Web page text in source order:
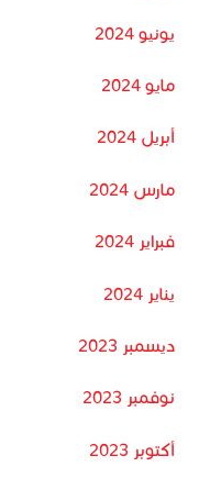
يونيو 2024
مايو 2024
أبريل 2024
مارس 2024
فبراير 2024
يناير 2024
ديسمبر 2023
نوفمبر 2023
أكتوبر 2023